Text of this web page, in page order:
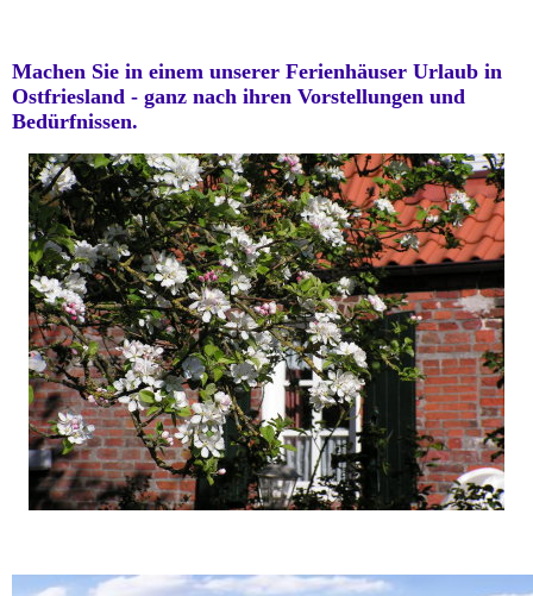
Machen Sie in einem unserer Ferienhäuser Urlaub in
Ostfriesland - ganz nach ihren Vorstellungen und
Bedürfnissen.